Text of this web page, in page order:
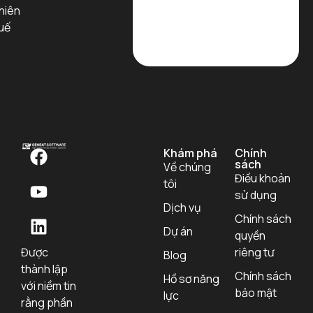
Được
thành lập
với niềm tin
rằng phần
Khám phá
Về chúng
tôi
Dịch vụ
Dự án
Blog
Hồ sơ năng
lực
Chính
sách
Điều khoản
sử dụng
Chính sách
quyền
riêng tư
Chính sách
bảo mật